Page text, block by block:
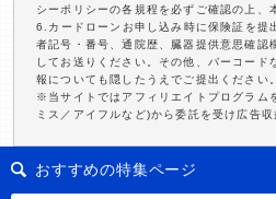
シーポリシーの各規程を必ずご確認の上、
6.カードローンお申し込み時に保険証を提
者記号・番号、通院歴、臓器提供意思確認
してお送りください。その他、バーコード
報についても隠したうえでご提出ください。
※当サイトではアフィリエイトプログラム
ミス／アイフルなど)から委託を受け広告
おすすめの特集ページ